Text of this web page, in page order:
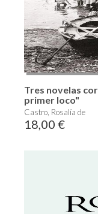
Tres novelas
primer loco"
Castro, Rosalía de
18,00 €